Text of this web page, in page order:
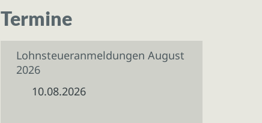
Termine
Lohnsteueranmeldungen August
2026
10.08.2026